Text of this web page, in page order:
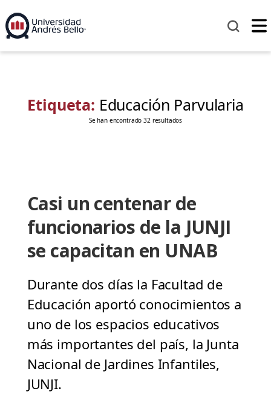
Etiqueta: Educación Parvularia
Se han encontrado 32 resultados
Casi un centenar de
funcionarios de la JUNJI
se capacitan en UNAB
Durante dos días la Facultad de
Educación aportó conocimientos a
uno de los espacios educativos
más importantes del país, la Junta
Nacional de Jardines Infantiles,
JUNJI.